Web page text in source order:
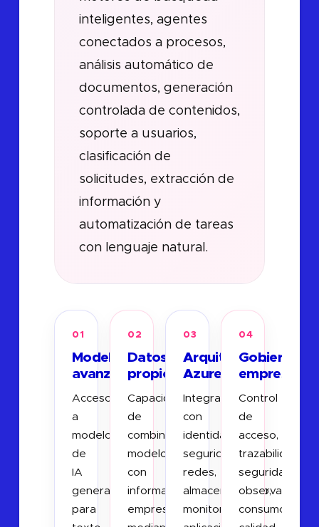
inteligentes, agentes
conectados a procesos,
análisis automático de
documentos, generación
controlada de contenidos,
soporte a usuarios,
clasificación de
solicitudes, extracción de
información y
automatización de tareas
con lenguaje natural.
01
Modelos
avanzados
Acceso
a
modelos
de
IA
generativa
para
02
Datos
propios
Capacidad
de
combinar
modelos
con
información
empresarial
03
Arquitectura
Azure
Integración
con
identidad,
seguridad,
redes,
almacenamiento,
monitorización,
04
Gobierno
empresarial
Control
de
acceso,
trazabilidad,
seguridad,
observabilidad,
consumo,